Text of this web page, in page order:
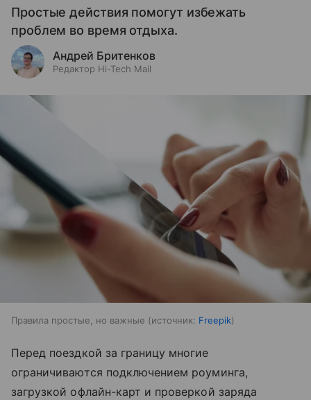
Простые действия помогут избежать
проблем во время отдыха.
Андрей Бритенков
Редактор Hi-Tech Mail
Правила простые, но важные источник: Freepik
Перед поездкой за границу многие
ограничиваются подключением роуминга,
загрузкой офлайн-карт и проверкой заряда